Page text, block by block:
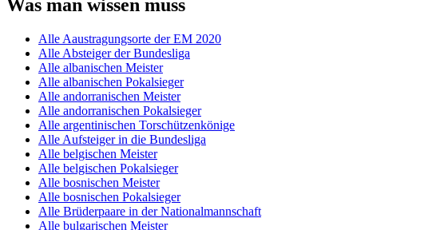
Was man wissen muss
Alle Aaustragungsorte der EM 2020
Alle Absteiger der Bundesliga
Alle albanischen Meister
Alle albanischen Pokalsieger
Alle andorranischen Meister
Alle andorranischen Pokalsieger
Alle argentinischen Torschützenkönige
Alle Aufsteiger in die Bundesliga
Alle belgischen Meister
Alle belgischen Pokalsieger
Alle bosnischen Meister
Alle bosnischen Pokalsieger
Alle Brüderpaare in der Nationalmannschaft
Alle bulgarischen Meister